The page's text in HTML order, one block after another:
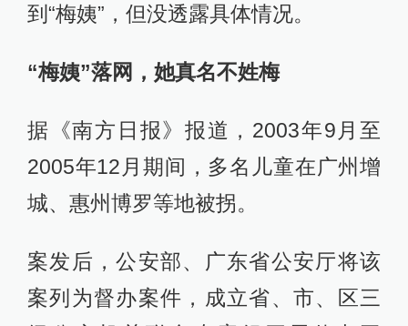
到“梅姨”，但没透露具体情况。
“梅姨”落网，她真名不姓梅
据《南方日报》报道，2003年9月至
2005年12月期间，多名儿童在广州增
城、惠州博罗等地被拐。
案发后，公安部、广东省公安厅将该
案列为督办案件，成立省、市、区三